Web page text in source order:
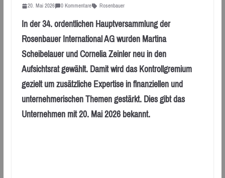
20. Mai 2026 0 Kommentare Rosenbauer
In der 34. ordentlichen Hauptversammlung der
Rosenbauer International AG wurden Martina
Scheibelauer und Cornelia Zeinler neu in den
Aufsichtsrat gewählt. Damit wird das Kontrollgremium
gezielt um zusätzliche Expertise in finanziellen und
unternehmerischen Themen gestärkt. Dies gibt das
Unternehmen mit 20. Mai 2026 bekannt.